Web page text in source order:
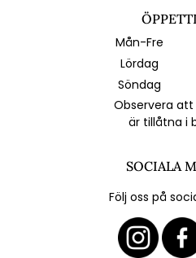
Mån-Fre
Lördag
Söndag
Observera
är tillåtna i
SOCIALA
Följ oss på